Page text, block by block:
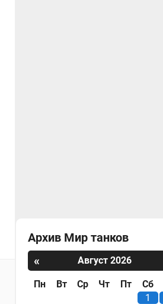
Архив Мир танков
«
Август 2026
Пн Вт Ср Чт Пт
Сб
1